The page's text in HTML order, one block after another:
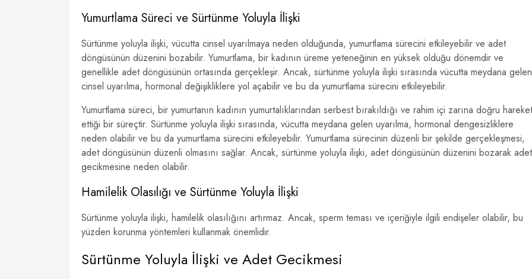
Yumurtlama Süreci ve Sürtünme Yoluyla İlişki
Sürtünme yoluyla ilişki, vücutta cinsel uyarılmaya neden olduğunda, yumurtlama sürecini etkileyebilir ve adet
döngüsünün düzenini bozabilir. Yumurtlama, bir kadının üreme yeteneğinin en yüksek olduğu dönemdir ve
genellikle adet döngüsünün ortasında gerçekleşir. Ancak, sürtünme yoluyla ilişki sırasında vücutta meydana gelen
cinsel uyarılma, hormonal değişikliklere yol açabilir ve bu da yumurtlama sürecini etkileyebilir.
Yumurtlama süreci, bir yumurtanın kadının yumurtalıklarından serbest bırakıldığı ve rahim içi zarına doğru hareket
ettiği bir süreçtir. Sürtünme yoluyla ilişki sırasında, vücutta meydana gelen uyarılma, hormonal dengesizliklere
neden olabilir ve bu da yumurtlama sürecini etkileyebilir. Yumurtlama sürecinin düzenli bir şekilde gerçekleşmesi,
adet döngüsünün düzenli olmasını sağlar. Ancak, sürtünme yoluyla ilişki, adet döngüsünün düzenini bozarak adet
gecikmesine neden olabilir.
Hamilelik Olasılığı ve Sürtünme Yoluyla İlişki
Sürtünme yoluyla ilişki, hamilelik olasılığını artırmaz. Ancak, sperm teması ve içeriğiyle ilgili endişeler olabilir, bu
yüzden korunma yöntemleri kullanmak önemlidir.
Sürtünme Yoluyla İlişki ve Adet Gecikmesi